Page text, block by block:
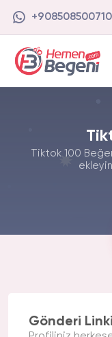
+908508500710
Tiktok 100
Gönderi Linki